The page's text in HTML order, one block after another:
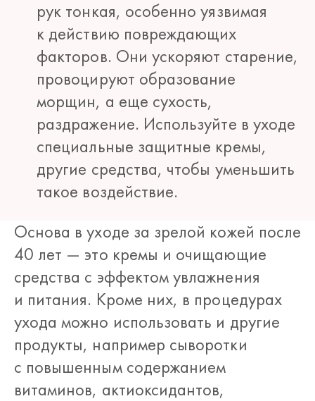
рук тонкая, особенно уязвимая
к действию повреждающих
факторов. Они ускоряют старение,
провоцируют образование
морщин, а еще сухость,
раздражение. Используйте в уходе
специальные защитные кремы,
другие средства, чтобы уменьшить
такое воздействие.
Основа в уходе за зрелой кожей после
40 лет — это кремы и очищающие
средства с эффектом увлажнения
и питания. Кроме них, в процедурах
ухода можно использовать и другие
продукты, например сыворотки
с повышенным содержанием
витаминов, актиоксидантов,